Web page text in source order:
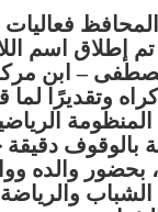
فعاليات
تم إطلاق اسم
– ابن
وتقديرًا
بالوقوف
بحضور والده
الشباب